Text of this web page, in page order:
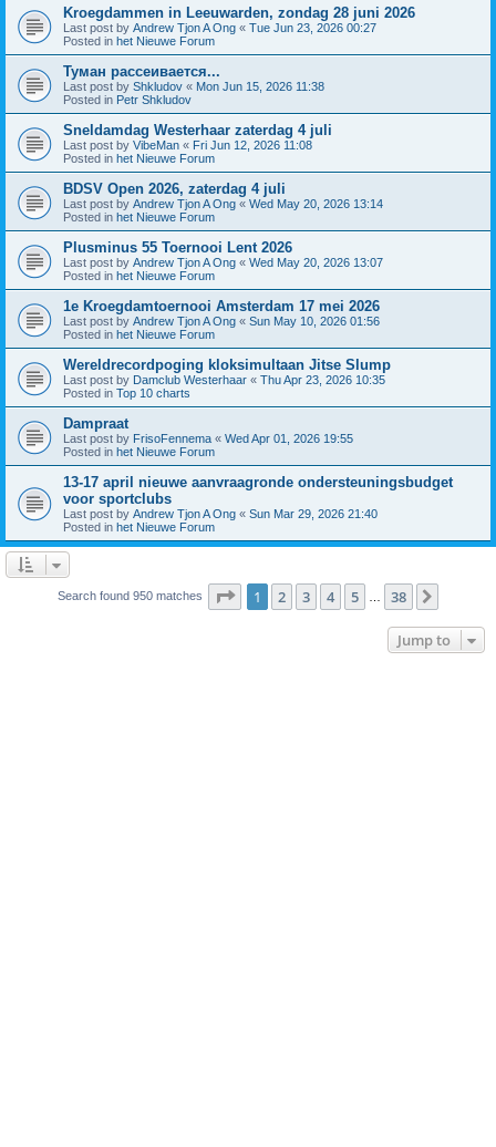
Kroegdammen in Leeuwarden, zondag 28 juni 2026
Last post by Andrew Tjon A Ong « Tue Jun 23, 2026 00:27
Posted in het Nieuwe Forum
Туман рассеивается...
Last post by Shkludov « Mon Jun 15, 2026 11:38
Posted in Petr Shkludov
Sneldamdag Westerhaar zaterdag 4 juli
Last post by VibeMan « Fri Jun 12, 2026 11:08
Posted in het Nieuwe Forum
BDSV Open 2026, zaterdag 4 juli
Last post by Andrew Tjon A Ong « Wed May 20, 2026 13:14
Posted in het Nieuwe Forum
Plusminus 55 Toernooi Lent 2026
Last post by Andrew Tjon A Ong « Wed May 20, 2026 13:07
Posted in het Nieuwe Forum
1e Kroegdamtoernooi Amsterdam 17 mei 2026
Last post by Andrew Tjon A Ong « Sun May 10, 2026 01:56
Posted in het Nieuwe Forum
Wereldrecordpoging kloksimultaan Jitse Slump
Last post by Damclub Westerhaar « Thu Apr 23, 2026 10:35
Posted in Top 10 charts
Dampraat
Last post by FrisoFennema « Wed Apr 01, 2026 19:55
Posted in het Nieuwe Forum
13-17 april nieuwe aanvraagronde ondersteuningsbudget
voor sportclubs
Last post by Andrew Tjon A Ong « Sun Mar 29, 2026 21:40
Posted in het Nieuwe Forum
Search found 950 matches Page 1of 38
1 2 3 4 5 … 38
Jump to